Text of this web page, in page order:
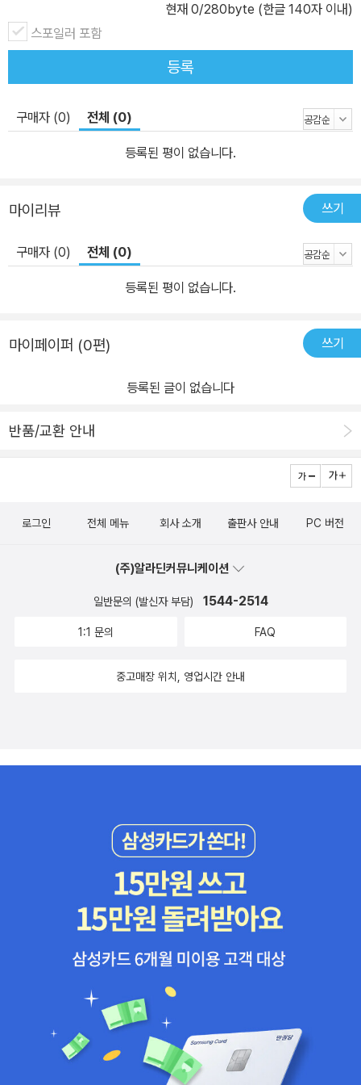
현재 0/280byte (한글 140자 이내)
스포일러 포함
등록
구매자 (0) 전체 (0)
등록된 평이 없습니다.
마이리뷰 쓰기
구매자 (0) 전체 (0)
등록된 평이 없습니다.
마이페이퍼 (0편) 쓰기
등록된 글이 없습니다
반품/교환 안내
로그인 전체 메뉴 회사 소개 출판사 안내 PC 버전
(주)알라딘커뮤니케이션
일반문의 (발신자 부담) 1544-2514
1:1 문의 FAQ
중고매장 위치, 영업시간 안내